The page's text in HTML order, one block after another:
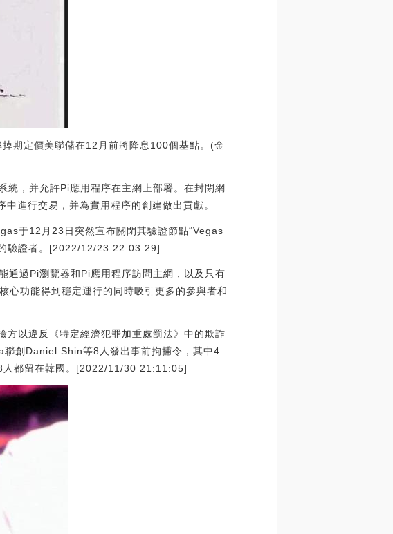
期定價美聯儲在12月前將降息100個基點。(金
，并允許Pi應用程序在主網上部署。在封閉網
進行交易，并為實用程序的創建做出貢獻。
于12月23日突然宣布關閉其驗證節點“Vegas
驗證者。[2022/12/23 22:03:29]
通過Pi瀏覽器和Pi應用程序訪問主網，以及只有
心功能得到穩定運行的同時吸引更多的參與者和
以違反《特定經濟犯罪加重處罰法》中的欺詐
聯創Daniel Shin等8人發出事前拘捕令，其中4
人都留在韓國。[2022/11/30 21:11:05]